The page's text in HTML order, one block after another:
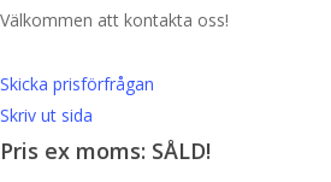
Välkommen att kontakta oss!
Skicka prisförfrågan
Skriv ut sida
Pris ex moms: SÅLD!